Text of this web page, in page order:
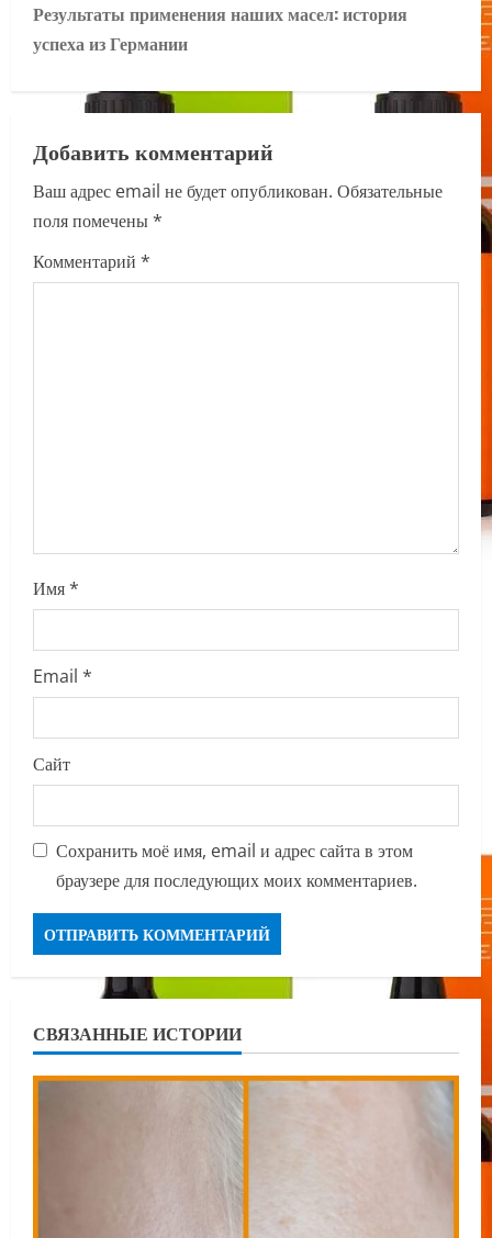
t
v
i
g
Результаты применения наших масел: история
успеха из Германии
Добавить комментарий
Ваш адрес email не будет опубликован. Обязательные
поля помечены*
Комментарий *
Имя*
Email *
Сайт
Сохранить моё имя, email и адрес сайта в этом
браузере для последующих моих комментариев.
СВЯЗАННЫЕ ИСТОРИИ